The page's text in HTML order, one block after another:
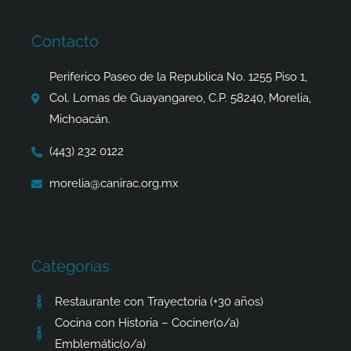
o
k
-
f
a
m
e
r
p
Contacto
Periferico Paseo de la Republica No. 1255 Piso 1,
Col. Lomas de Guayangareo, C.P. 58240, Morelia,
Michoacán.
(443) 232 0122
morelia@canirac.org.mx
Categorías
Restaurante con Trayectoria (+30 años)
Cocina con Historia – Cociner(o/a)
Emblemátic(o/a)